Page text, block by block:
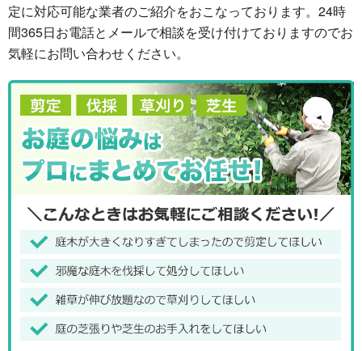
定に対応可能な業者のご紹介をおこなっております。24時
間365日お電話とメールで相談を受け付けておりますのでお
気軽にお問い合わせください。